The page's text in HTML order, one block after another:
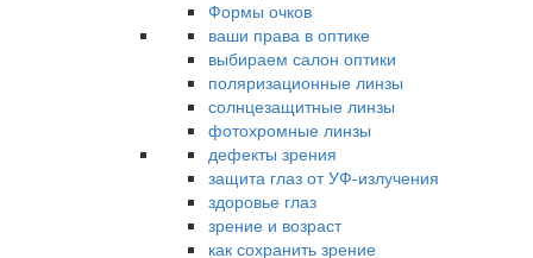
Формы очков
ваши права в оптике
выбираем салон оптики
поляризационные линзы
солнцезащитные линзы
фотохромные линзы
дефекты зрения
защита глаз от УФ-излучения
здоровье глаз
зрение и возраст
как сохранить зрение